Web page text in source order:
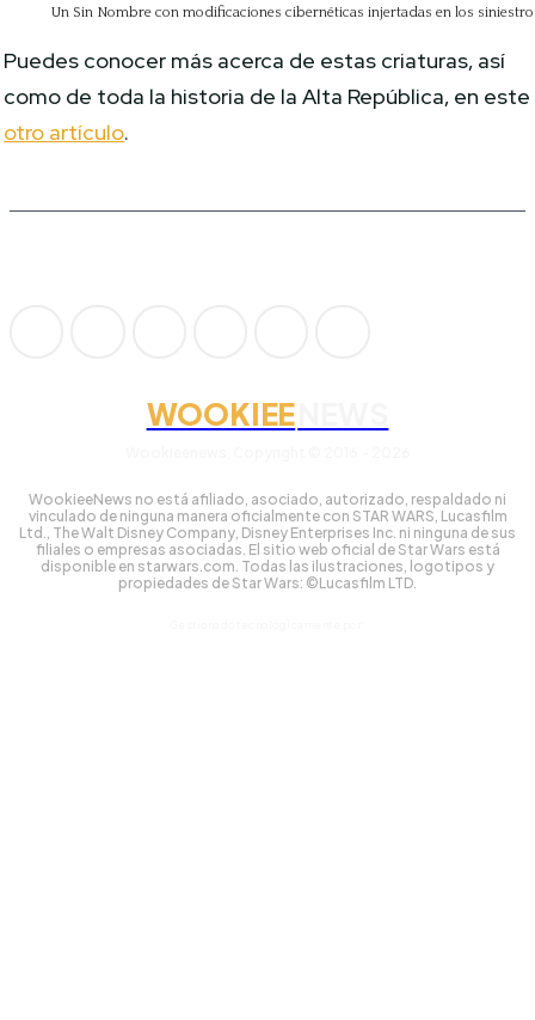
Un Sin Nombre con modificaciones cibernéticas injertadas en los
Puedes conocer más acerca de estas criaturas, así
como de toda la historia de la Alta República, en este
otro artículo.
WOOKIEE
WookieeNews no está afiliado, asociado, autorizado, respaldado ni
vinculado de ninguna manera oficialmente con STAR WARS, Lucasfilm
Ltd., The Walt Disney Company, Disney Enterprises Inc. ni ninguna de sus
filiales o empresas asociadas. El sitio web oficial de Star Wars está
disponible en starwars.com. Todas las ilustraciones, logotipos y
propiedades de Star Wars: ©Lucasfilm LTD.